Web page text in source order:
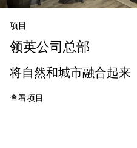
项目
领英公司总部
将自然和城市融合起来
查看项目